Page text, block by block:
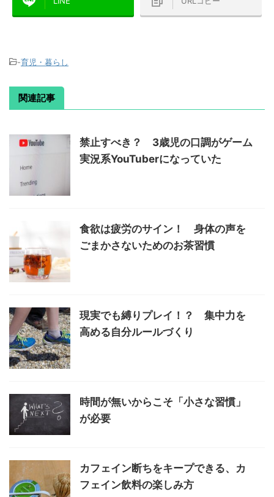
-育児・暮らし
関連記事
禁止すべき？ 3歳児の口調がゲーム
実況系YouTuberになっていた
食欲は疲労のサイン！ 身体の声を
ごまかさないためのお茶習慣
現実でも縛りプレイ！？ 集中力を
高める自分ルールづくり
時間が無いからこそ「小さな習慣」
が必要
カフェイン断ちをキープできる、カ
フェイン飲料の楽しみ方